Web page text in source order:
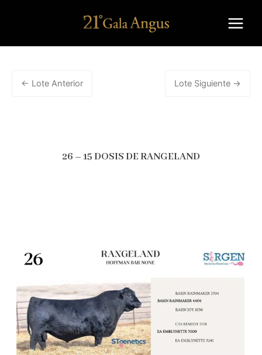
← Lote Anterior Lote Siguiente →
26 – 15 DOSIS DE RANGELAND